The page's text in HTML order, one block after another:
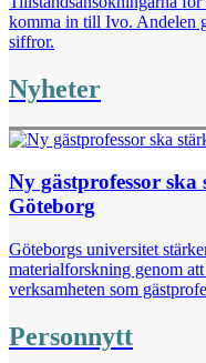
komma in till Ivo. Andelen
siffror.
Nyheter
Ny gästprofessor
Göteborg
Göteborgs universitet
materialforskning genom
verksamheten som
Personnytt